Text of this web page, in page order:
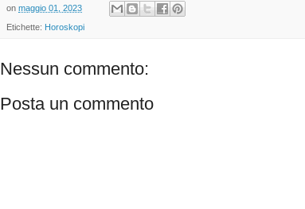
on maggio 01, 2023
Etichette: Horoskopi
Nessun commento:
Posta un commento